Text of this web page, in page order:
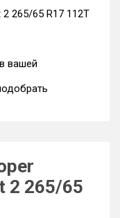
265/65 R17 112T
вашей
2 265/65